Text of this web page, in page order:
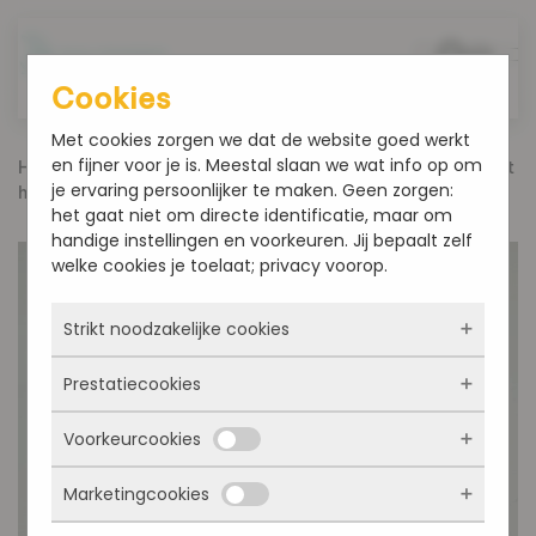
Home Sinterklaas
Luxe chocoladeletter Wit met
hazelnoten
Cookies
Met cookies zorgen we dat de website goed werkt
en fijner voor je is. Meestal slaan we wat info op om
je ervaring persoonlijker te maken. Geen zorgen:
het gaat niet om directe identificatie, maar om
handige instellingen en voorkeuren. Jij bepaalt zelf
welke cookies je toelaat; privacy voorop.
Strikt noodzakelijke cookies
Deze cookies zorgen ervoor dat de website
überhaupt werkt. Ze zijn dus altijd actief en
kunnen niet worden uitgezet. Meestal worden
ze alleen geplaatst als jij iets doet, zoals
inloggen, een formulier invullen of je
privacyvoorkeuren opslaan. Je kunt je browser
Prestatiecookies
Met deze cookies zien we hoe vaak onze site
bezocht wordt, waar bezoekers vandaan
komen en welke pagina’s populair zijn. Zo
kunnen we de website blijven verbeteren.
Voorkeurcookies
Deze cookies onthouden jouw voorkeuren.
Bijvoorbeeld taalkeuze of ingevulde gegevens.
Marketingcookies